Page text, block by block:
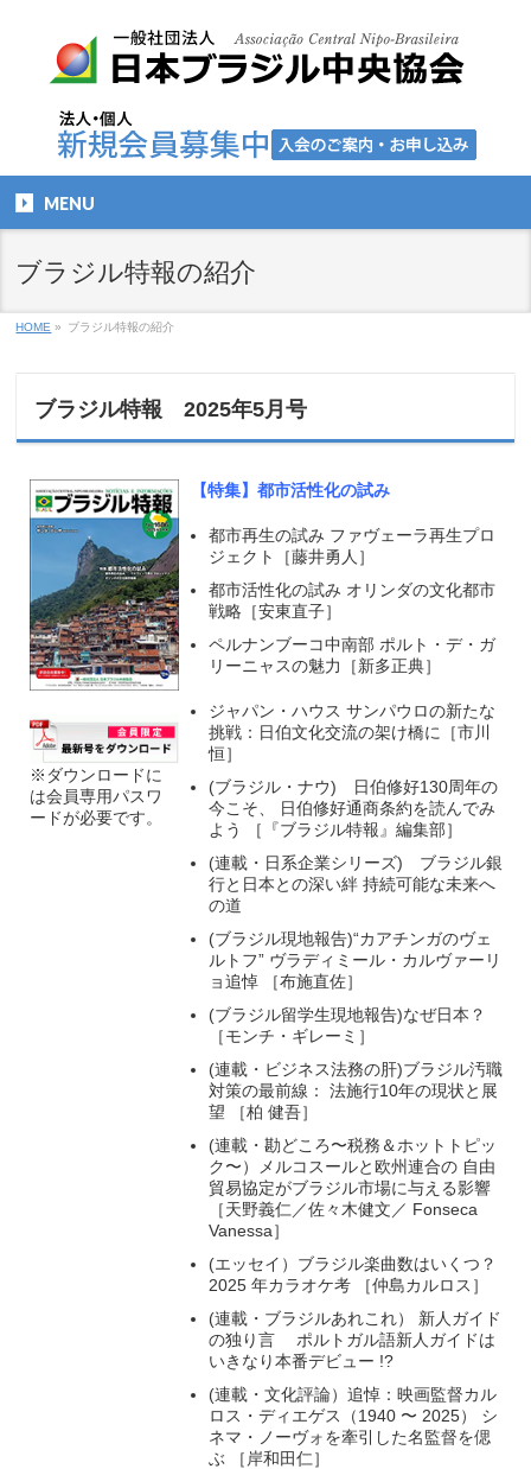
MENU
ブラジル特報の紹介
HOME » ブラジル特報の紹介
ブラジル特報 2025年5月号
※ダウンロードに
は会員専用パスワ
ードが必要です。
【特集】都市活性化の試み
都市再生の試み ファヴェーラ再生プロ
ジェクト［藤井勇人］
都市活性化の試み オリンダの文化都市
戦略［安東直子］
ペルナンブーコ中南部 ポルト・デ・ガ
リーニャスの魅力［新多正典］
ジャパン・ハウス サンパウロの新たな
挑戦：日伯文化交流の架け橋に［市川
恒］
(ブラジル・ナウ) 日伯修好130周年の
今こそ、 日伯修好通商条約を読んでみ
よう ［『ブラジル特報』編集部］
(連載・日系企業シリーズ) ブラジル銀
行と日本との深い絆 持続可能な未来へ
の道
(ブラジル現地報告)“カアチンガのヴェ
ルトフ” ヴラディミール・カルヴァーリ
ョ追悼 ［布施直佐］
(ブラジル留学生現地報告)なぜ日本？
［モンチ・ギレーミ］
(連載・ビジネス法務の肝)ブラジル汚職
対策の最前線： 法施行10年の現状と展
望 ［柏 健吾］
(連載・勘どころ〜税務＆ホットトピッ
ク〜）メルコスールと欧州連合の 自由
貿易協定がブラジル市場に与える影響
［天野義仁／佐々木健文／ Fonseca
Vanessa］
(エッセイ）ブラジル楽曲数はいくつ？
2025 年カラオケ考 ［仲島カルロス］
(連載・ブラジルあれこれ） 新人ガイド
の独り言 ポルトガル語新人ガイドは
いきなり本番デビュー !?
(連載・文化評論）追悼：映画監督カル
ロス・ディエゲス（1940 〜 2025） シ
ネマ・ノーヴォを牽引した名監督を偲
ぶ ［岸和田仁］